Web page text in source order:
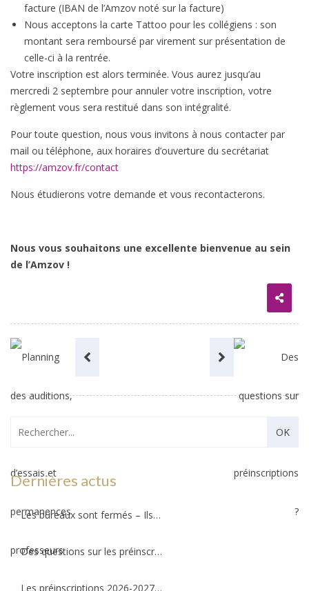
facture (IBAN de l’Amzov noté sur la facture)
Nous acceptons la carte Tattoo pour les collégiens : son
montant sera remboursé par virement sur présentation de
celle-ci à la rentrée.
Votre inscription est alors terminée. Vous aurez jusqu’au
mercredi 2 septembre pour annuler votre inscription, votre
règlement vous sera restitué dans son intégralité.
Pour toute question, nous vous invitons à nous contacter par
mail ou téléphone, aux horaires d’ouverture du secrétariat
https://amzov.fr/contact
Nous étudierons votre demande et vous recontacterons.
Nous vous souhaitons une excellente bienvenue au sein
de l’Amzov !
Dernières actus
Les bureaux sont fermés – Ils ouvriront au public le mercredi 26 août 2026 !
Des questions sur les préinscriptions ?
Les préinscriptions 2026-2027 ré-ouvriront le 20 août. Il reste quelques places !